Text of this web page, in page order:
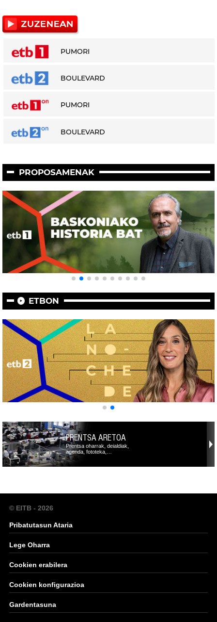
PUMORI
BOULEVARD
PUMORI
BOULEVARD
PROPOSAMENAK
ETBON
PRENTSA ARETOA
Prentsa oharrak, deialdiak,
agenda, fototeka,…
© EITB - 2026
Pribatutasun Ataria
Lege Oharra
Cookien erabilera
Cookien konfigurazioa
Gardentasuna